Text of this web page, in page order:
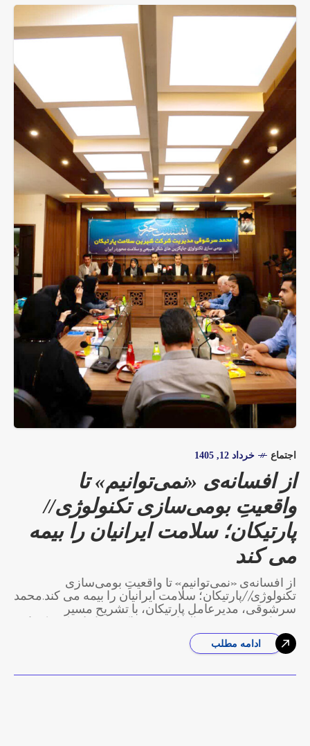
اجتماع خرداد 12, 1405
از افسانه‌ی «نمی‌توانیم» تا
واقعیتِ بومی‌سازی تکنولوژی//
پارتیکان؛ سلامت ایرانیان را بیمه
می کند
از افسانه‌ی «نمی‌توانیم» تا واقعیتِ بومی‌سازی
تکنولوژی//پارتیکان؛ سلامت ایرانیان را بیمه می کند.محمد
سرشوقی، مدیرعامل پارتیکان، با تشریح مسیر
ادامه مطلب